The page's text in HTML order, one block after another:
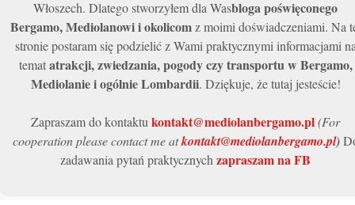
Włoszech. Dlatego stworzyłem dla Wasbloga poświęconego
Bergamo, Mediolanowi i okolicomz moimi doświadczeniami. Na
stronie postaram się podzielić z Wami praktycznymi informacjami
tematatrakcji, zwiedzania, pogody czy transportu w Bergamo,
Mediolanie i ogólnie Lombardii. Dziękuje, że tutaj jesteście!
Zapraszam do kontaktu kontakt@mediolanbergamo.pl(For
cooperation please contact me atkontakt@mediolanbergamo.pl)
zadawania pytań praktycznych zapraszam na FB